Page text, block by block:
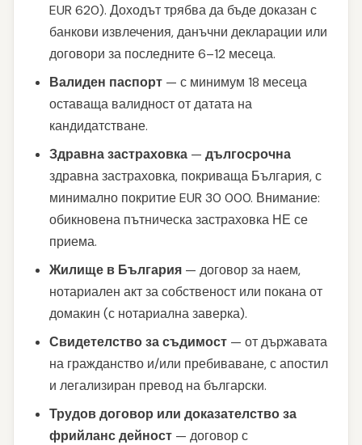
EUR 620). Доходът трябва да бъде доказан с
банкови извлечения, данъчни декларации или
договори за последните 6–12 месеца.
Валиден паспорт — с минимум 18 месеца
оставаща валидност от датата на
кандидатстване.
Здравна застраховка — дългосрочна
здравна застраховка, покриваща България, с
минимално покритие EUR 30 000. Внимание:
обикновена пътническа застраховка НЕ се
приема.
Жилище в България — договор за наем,
нотариален акт за собственост или покана от
домакин (с нотариална заверка).
Свидетелство за съдимост — от държавата
на гражданство и/или пребиваване, с апостил
и легализиран превод на български.
Трудов договор или доказателство за
фрийланс дейност — договор с